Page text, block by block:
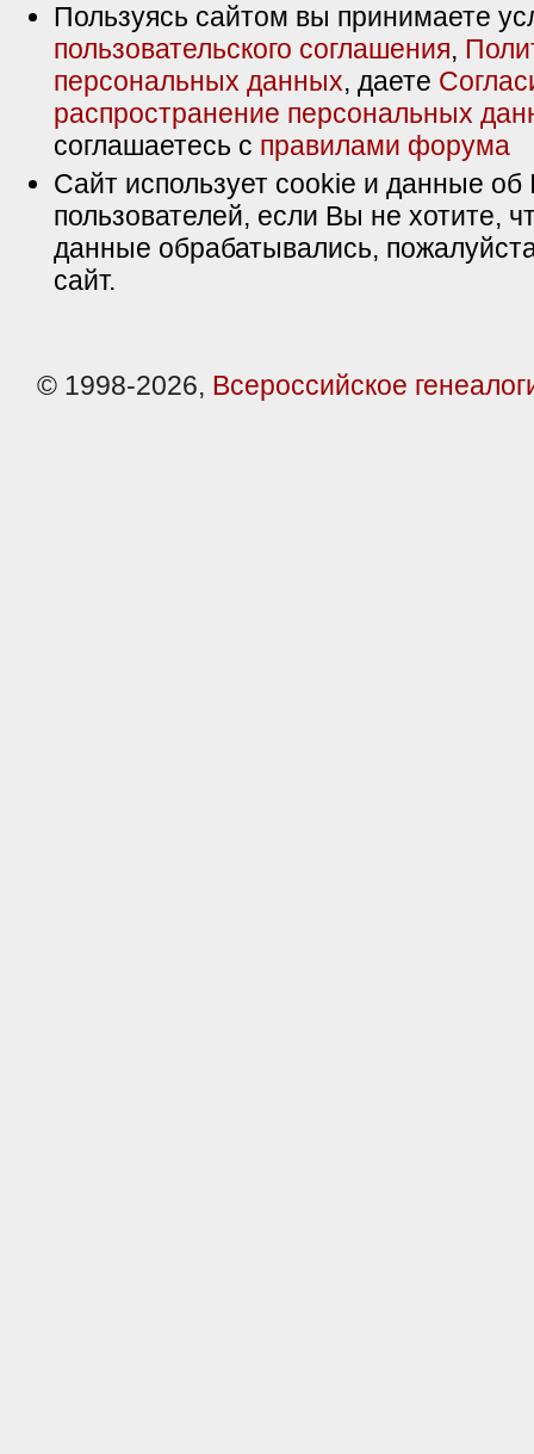
Пользуясь сайтом вы принимаете
пользовательского соглашения,
персональных данных, даете
распространение персональных
соглашаетесь с правилами форума
Сайт использует cookie и данные об
пользователей, если Вы не хотите,
данные обрабатывались,
сайт.
© 1998-2026, Всероссийское